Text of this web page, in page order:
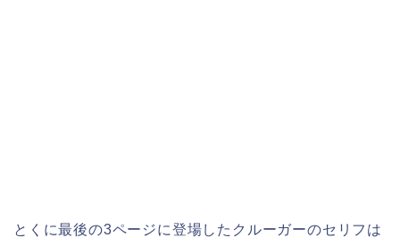
とくに最後の3ページに登場したクルーガーのセリフは